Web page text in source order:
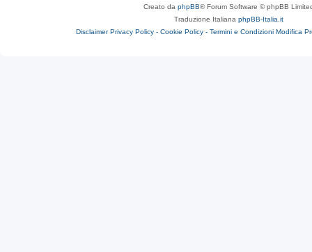
Creato da phpBB® Forum Software © phpBB
Traduzione Italiana phpBB-Italia.it
Disclaimer Privacy Policy - Cookie Policy - Termini e Condizioni Modifica